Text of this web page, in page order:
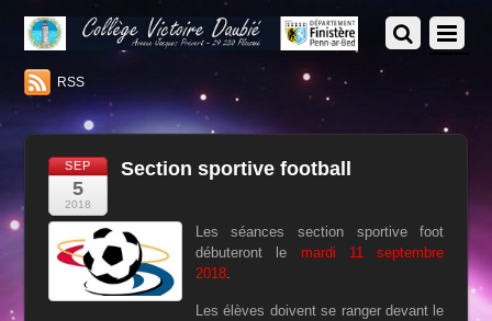
RSS
SEP
5
2018
Section sportive football
Les séances section sportive foot
débuteront le mardi 11 septembre
2018.
Les élèves doivent se ranger devant le